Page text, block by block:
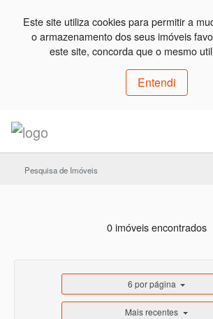
Este site utiliza cookies para permitir a
o armazenamento dos seus imóveis
este site, concorda que o mesmo
Entendi
Pesquisa de Imóveis
0 imóveis encontrados
6 por página
Mais recentes